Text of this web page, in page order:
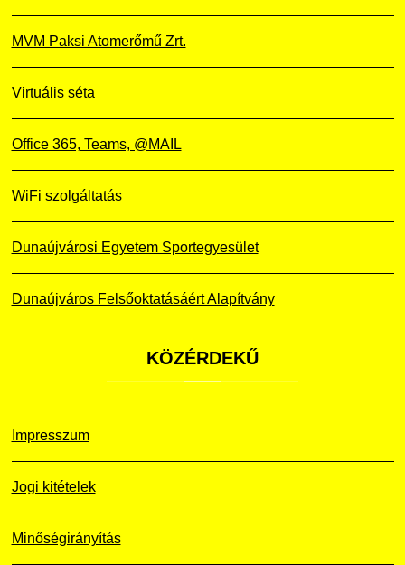
MVM Paksi Atomerőmű Zrt.
Virtuális séta
Office 365, Teams, @MAIL
WiFi szolgáltatás
Dunaújvárosi Egyetem Sportegyesület
Dunaújváros Felsőoktatásáért Alapítvány
KÖZÉRDEKŰ
Impresszum
Jogi kitételek
Minőségirányítás